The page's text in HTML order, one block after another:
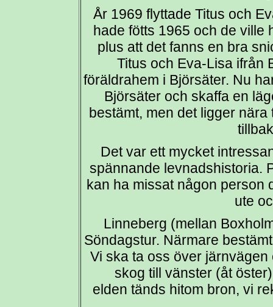
År 1969 flyttade Titus och
hade fötts 1965 och de ville
plus att det fanns en bra
Titus och Eva-Lisa ifrån
föräldrahem i Björsäter. Nu
Björsäter och skaffa en
bestämt, men det ligger
Det var ett mycket
spännande levnadshistoria.
kan ha missat någon person
ute
Linneberg (mellan
Söndagstur. Närmare
Vi ska ta oss över
skog till vänster (åt
elden tänds hitom bron, vi